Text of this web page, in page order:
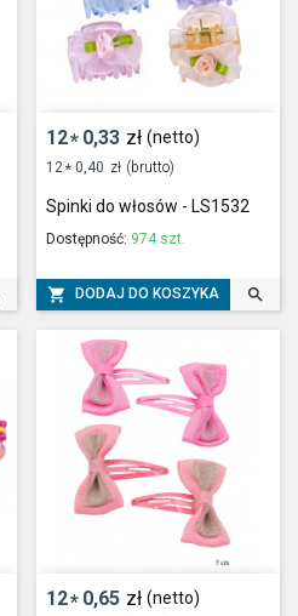
12* 0,33 zł (netto)
12 * 0,40 zł (brutto)
Spinki do włosów - LS1532
Dostępność: 974 szt.
 DODAJ DO KOSZYKA 
12* 0,65 zł (netto)